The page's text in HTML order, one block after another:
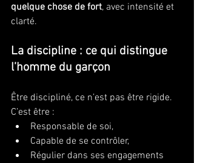
quelque chose de fort, avec intensité et
clarté.
La discipline : ce qui distingue
l’homme du garçon
Être discipliné, ce n’est pas être rigide.
C’est être :
Responsable de soi,
Capable de se contrôler,
Régulier dans ses engagements